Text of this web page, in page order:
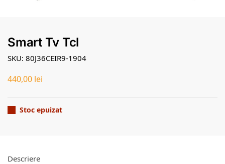
Smart Tv Tcl
SKU: 80J36CEIR9-1904
440,00 lei
Stoc epuizat
Descriere